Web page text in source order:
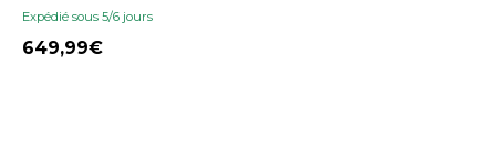
Expédié sous 5/6 jours
649,99